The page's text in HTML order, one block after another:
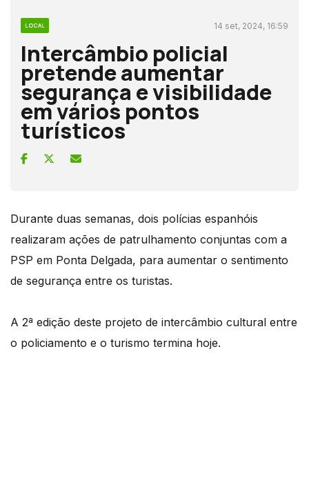
LOCAL 14 set, 2024, 16:59
Intercâmbio policial
pretende aumentar
segurança e visibilidade
em vários pontos
turísticos
Durante duas semanas, dois polícias espanhóis
realizaram ações de patrulhamento conjuntas com a
PSP em Ponta Delgada, para aumentar o sentimento
de segurança entre os turistas.
A 2ª edição deste projeto de intercâmbio cultural entre
o policiamento e o turismo termina hoje.